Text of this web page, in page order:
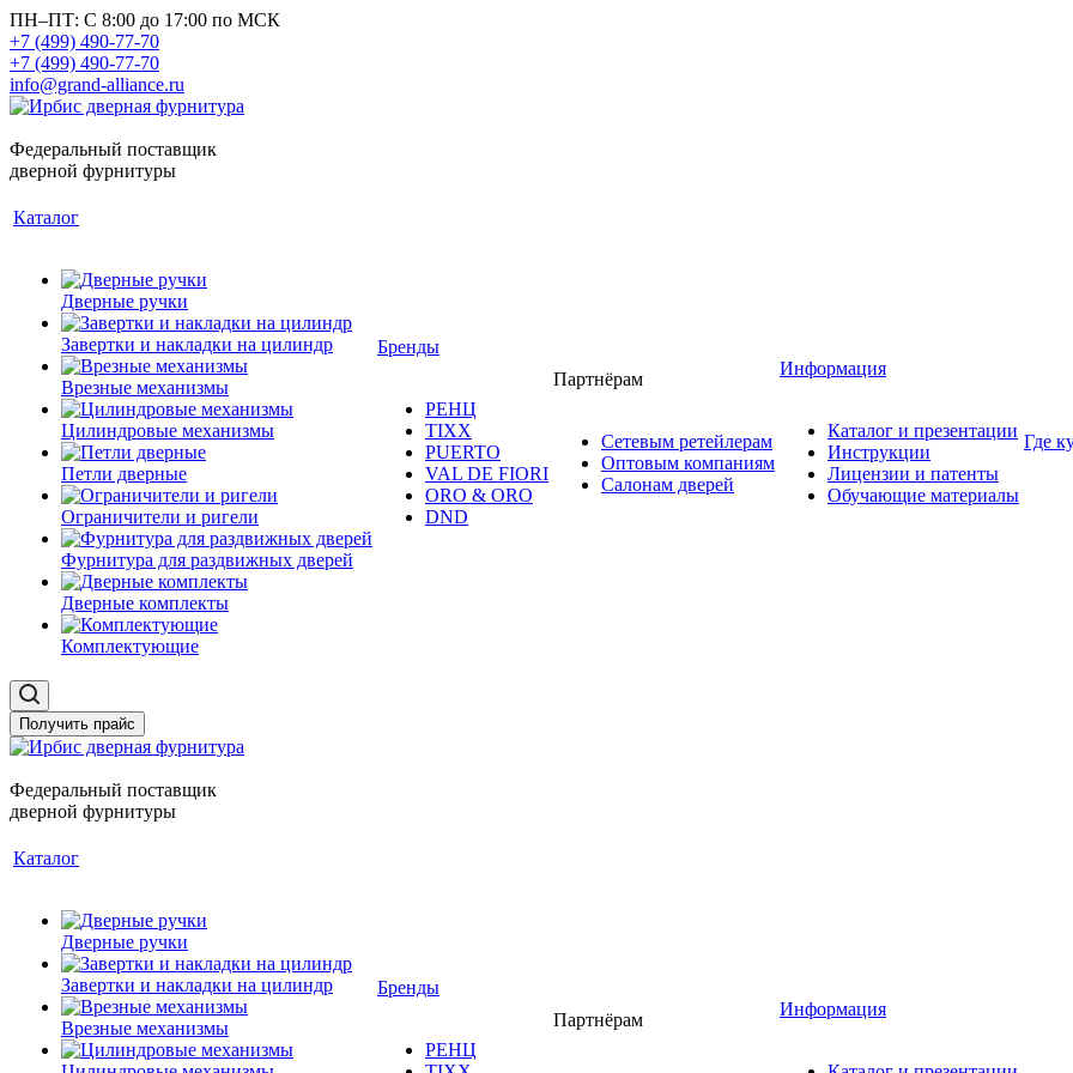
ПН–ПТ: С 8:00 до 17:00 по МСК
+7 (499) 490-77-70
+7 (499) 490-77-70
info@grand-alliance.ru
Федеральный поставщик
дверной фурнитуры
Каталог
Дверные ручки
Завертки и накладки на цилиндр
Врезные механизмы
Цилиндровые механизмы
Петли дверные
Ограничители и ригели
Фурнитура для раздвижных дверей
Дверные комплекты
Комплектующие
Бренды
РЕНЦ
TIXX
PUERTO
VAL DE FIORI
ORO & ORO
DND
Партнёрам
Сетевым ретейлерам
Оптовым компаниям
Салонам дверей
Информация
Каталог и презентации
Инструкции
Лицензии и патенты
Обучающие материалы
Где
Получить прайс
Федеральный поставщик
дверной фурнитуры
Каталог
Дверные ручки
Завертки и накладки на цилиндр
Врезные механизмы
Бренды
РЕНЦ
Партнёрам
Информация